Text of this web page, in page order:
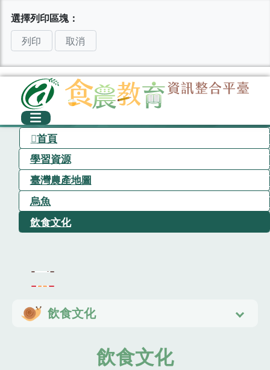
選擇列印區塊：
列印
取消
首頁
學習資源
臺灣農產地圖
烏魚
飲食文化
飲食文化
飲食文化